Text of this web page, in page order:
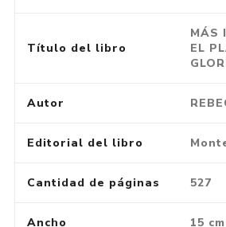
Título del libro
MÁS
EL
Autor
Editorial del libro
Cantidad de páginas 527
Ancho 15 cm